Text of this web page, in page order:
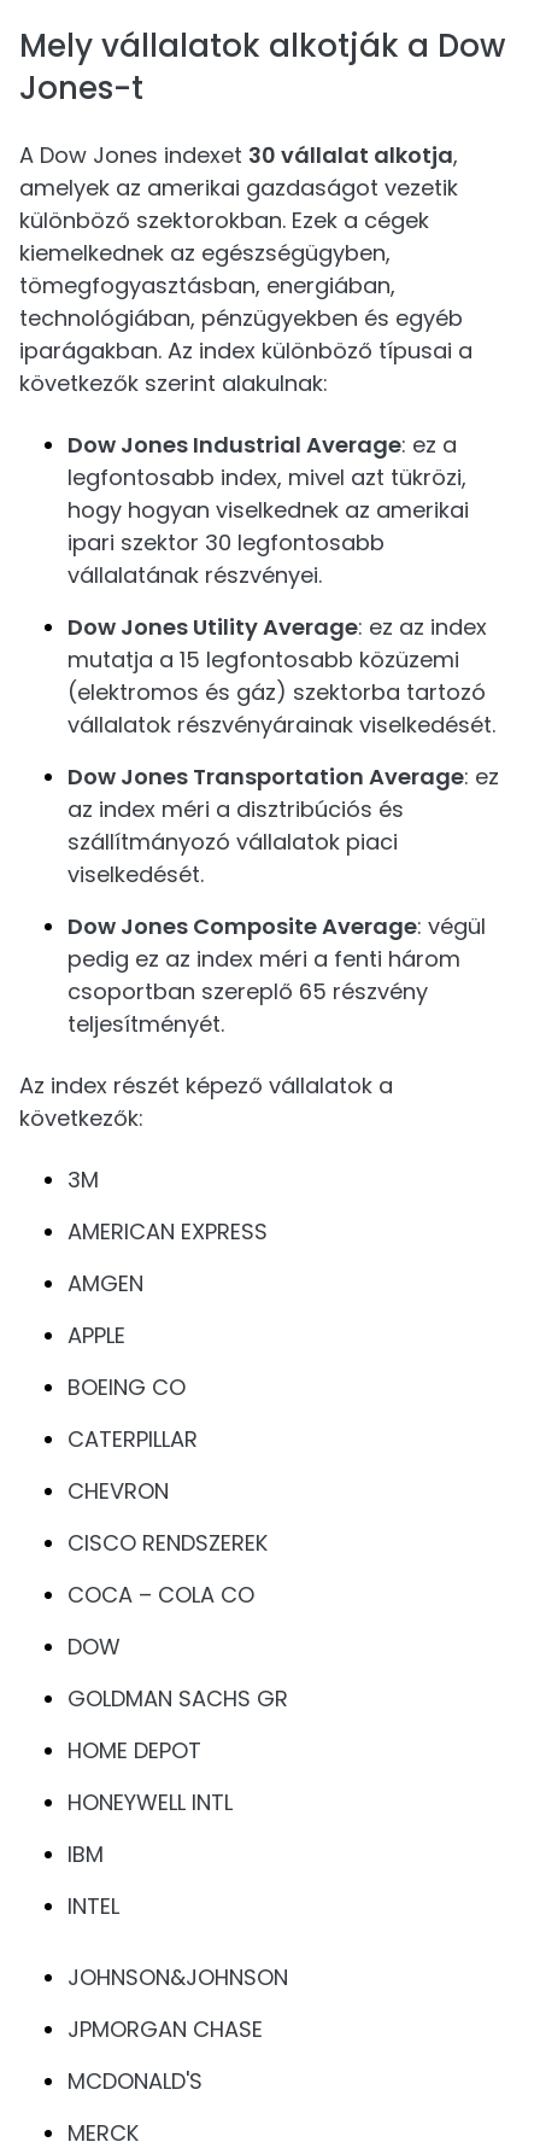
Mely vállalatok alkotják a Dow
Jones-t
A Dow Jones indexet 30 vállalat alkotja,
amelyek az amerikai gazdaságot vezetik
különböző szektorokban. Ezek a cégek
kiemelkednek az egészségügyben,
tömegfogyasztásban, energiában,
technológiában, pénzügyekben és egyéb
iparágakban. Az index különböző típusai a
következők szerint alakulnak:
Dow Jones Industrial Average: ez a
legfontosabb index, mivel azt tükrözi,
hogy hogyan viselkednek az amerikai
ipari szektor 30 legfontosabb
vállalatának részvényei.
Dow Jones Utility Average: ez az index
mutatja a 15 legfontosabb közüzemi
(elektromos és gáz) szektorba tartozó
vállalatok részvényárainak viselkedését.
Dow Jones Transportation Average: ez
az index méri a disztribúciós és
szállítmányozó vállalatok piaci
viselkedését.
Dow Jones Composite Average: végül
pedig ez az index méri a fenti három
csoportban szereplő 65 részvény
teljesítményét.
Az index részét képező vállalatok a
következők:
3M
AMERICAN EXPRESS
AMGEN
APPLE
BOEING CO
CATERPILLAR
CHEVRON
CISCO RENDSZEREK
COCA – COLA CO
DOW
GOLDMAN SACHS GR
HOME DEPOT
HONEYWELL INTL
IBM
INTEL
JOHNSON&JOHNSON
JPMORGAN CHASE
MCDONALD'S
MERCK